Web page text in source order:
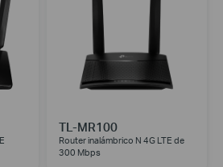
TL-MR100
Router inalámbrico N 4G LTE de
300 Mbps